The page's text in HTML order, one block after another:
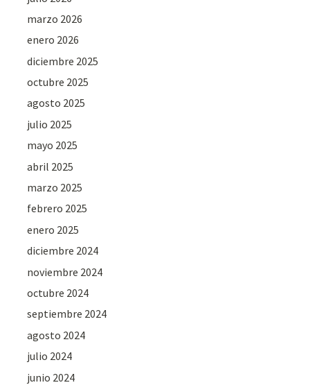
marzo 2026
enero 2026
diciembre 2025
octubre 2025
agosto 2025
julio 2025
mayo 2025
abril 2025
marzo 2025
febrero 2025
enero 2025
diciembre 2024
noviembre 2024
octubre 2024
septiembre 2024
agosto 2024
julio 2024
junio 2024